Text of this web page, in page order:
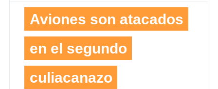
Aviones son atacados
en el segundo
culiacanazo